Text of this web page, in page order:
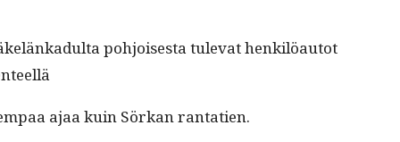
pohjois­es­ta tule­vat henkilöau­tot
ajaa kuin Sörkan rantatien.